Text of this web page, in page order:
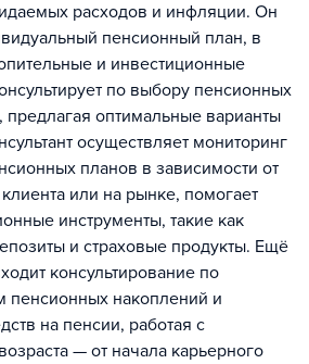
расходов и инфляции. Он
пенсионный план, в
и инвестиционные
по выбору пенсионных
оптимальные варианты
осуществляет мониторинг
планов в зависимости от
или на рынке, помогает
инструменты, такие как
и страховые продукты. Ещё
консультирование по
пенсионных накоплений и
на пенсии, работая с
— от начала карьерного